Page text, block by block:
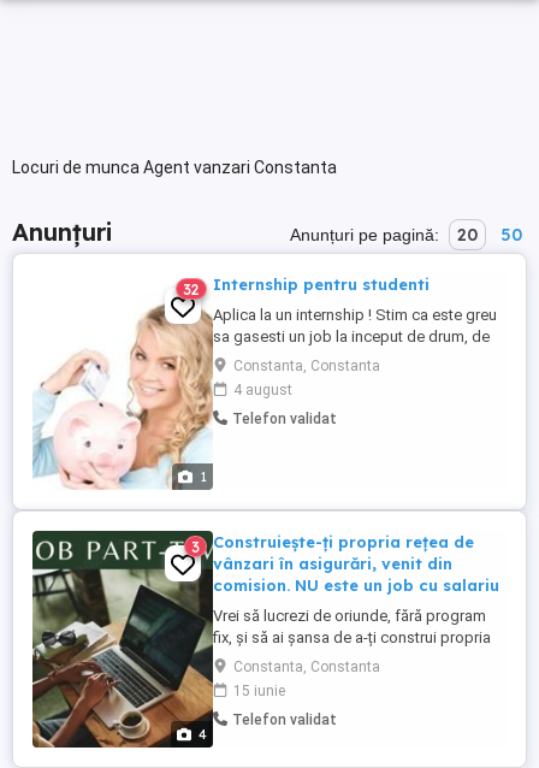
Locuri de munca Agent vanzari Constanta
Anunțuri Anunțuri pe pagină: 20 50
1
32 Internship pentru studenti
Aplica la un internship ! Stim ca este greu
sa gasesti un job la inceput de drum, de
accea suntem aici pentru tine. Cautam
consultanti entuziasti care sa raspunda cu
zambetul pe buze clientilor! Vrei sa faci
parte dintr-o echipa dinamica, in care sa te
Constanta, Constanta
4 august
Telefon validat
4
3
Construiește-ți propria rețea de
vânzari în asigurări, venit din
comision. NU este un job cu salariu
Vrei să lucrezi de oriunde, fără program
fix, și să ai șansa de a-ți construi propria
carieră în domeniul asigurărilor? Aceasta
nu este o ofertă clasică de job, ci o
oportunitate antreprenorială bazată pe
comision perfectă pentru cei care vor
Constanta, Constanta
15 iunie
Telefon validat